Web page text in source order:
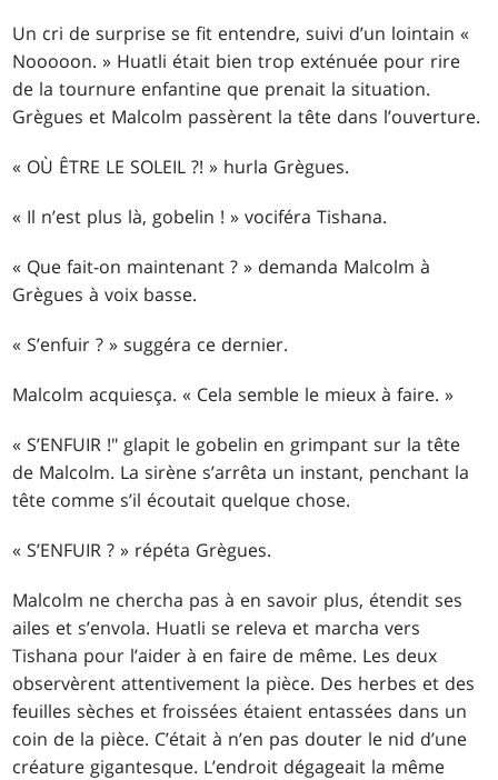
Un cri de surprise se fit entendre, suivi d’un lointain «
Nooooon. » Huatli était bien trop exténuée pour rire
de la tournure enfantine que prenait la situation.
Grègues et Malcolm passèrent la tête dans l’ouverture.
« OÙ ÊTRE LE SOLEIL ?! » hurla Grègues.
« Il n’est plus là, gobelin ! » vociféra Tishana.
« Que fait-on maintenant ? » demanda Malcolm à
Grègues à voix basse.
« S’enfuir ? » suggéra ce dernier.
Malcolm acquiesça. « Cela semble le mieux à faire. »
« S’ENFUIR !" glapit le gobelin en grimpant sur la tête
de Malcolm. La sirène s’arrêta un instant, penchant la
tête comme s’il écoutait quelque chose.
« S’ENFUIR ? » répéta Grègues.
Malcolm ne chercha pas à en savoir plus, étendit ses
ailes et s’envola. Huatli se releva et marcha vers
Tishana pour l’aider à en faire de même. Les deux
observèrent attentivement la pièce. Des herbes et des
feuilles sèches et froissées étaient entassées dans un
coin de la pièce. C’était à n’en pas douter le nid d’une
créature gigantesque. L’endroit dégageait la même